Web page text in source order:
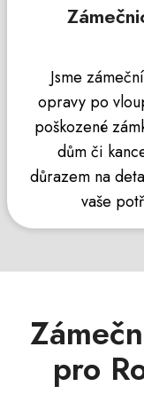
Jsme
opravy po
poškozené
dům či
důrazem na
vaše
pro